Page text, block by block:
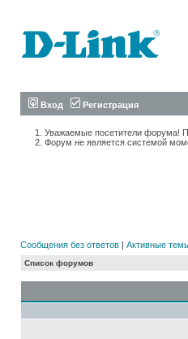
Вход Регистрация
Уважаемые посетители форума!
Форум не является системой
Сообщения без ответов | Активные
Список форумов